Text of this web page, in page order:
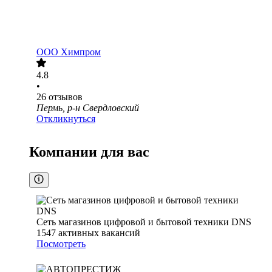
ООО Химпром
4.8
•
26 отзывов
Пермь, р-н Свердловский
Откликнуться
Компании для вас
Сеть магазинов цифровой и бытовой техники DNS
1547 активных вакансий
Посмотреть